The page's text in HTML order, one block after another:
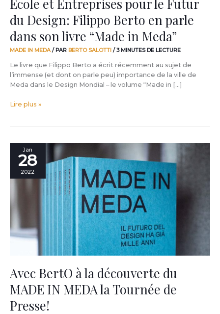
École et Entreprises pour le Futur
du Design: Filippo Berto en parle
dans son livre “Made in Meda”
MADE IN MEDA/ PAR BERTO SALOTTI /3 MINUTES DE LECTURE
Le livre que Filippo Berto a écrit récemment au sujet de
l’immense (et dont on parle peu) importance de la ville de
Meda dans le Design Mondial – le volume “Made in […]
son
livre
“Made
in
Lire plus »
Jan
28
2022
Avec BertO à la découverte du
MADE IN MEDA la Tournée de
Presse!
Avec
BertO
MEDA
la